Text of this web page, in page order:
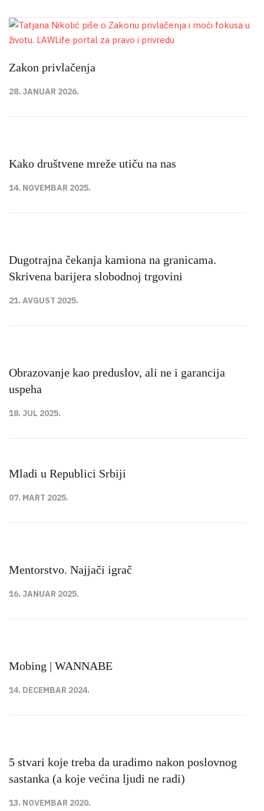
Zakon privlačenja
28. JANUAR 2026.
Kako društvene mreže utiču na nas
14. NOVEMBAR 2025.
Dugotrajna čekanja kamiona na granicama.
Skrivena barijera slobodnoj trgovini
21. AVGUST 2025.
Obrazovanje kao preduslov, ali ne i garancija
uspeha
18. JUL 2025.
Mladi u Republici Srbiji
07. MART 2025.
Mentorstvo. Najjači igrač
16. JANUAR 2025.
Mobing | WANNABE
14. DECEMBAR 2024.
5 stvari koje treba da uradimo nakon poslovnog
sastanka (a koje većina ljudi ne radi)
13. NOVEMBAR 2020.